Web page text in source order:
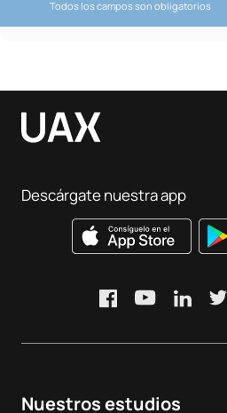
Todos los campos son obligatorios
Nuestros estudios
Descárgate nuestra app